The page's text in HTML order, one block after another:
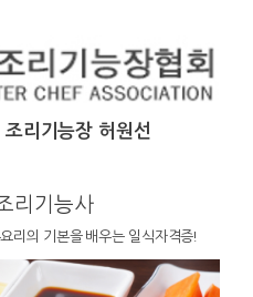
리기능장 허원선
리기능사
리의 기본을 배우는 일식자격증!